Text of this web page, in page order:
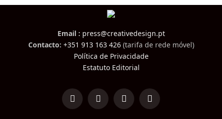
Email : press@creativedesign.pt
Contacto: +351 913 163 426(tarifa de rede móvel)
Política de Privacidade
Estatuto Editorial
LinkedInFacebookInstagramTikTok